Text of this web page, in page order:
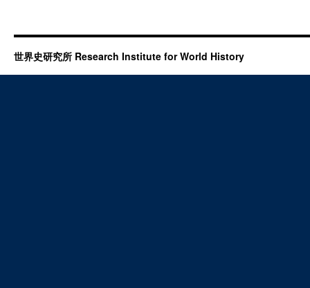
世界史研究所 Research Institute for World History